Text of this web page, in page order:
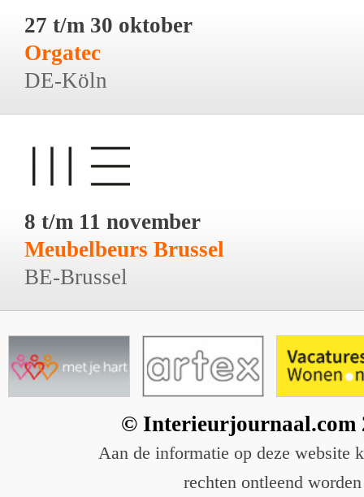
27 t/m 30 oktober
Orgatec
DE-Köln
8 t/m 11 november
Meubelbeurs Brussel
BE-Brussel
© Interieurjournaal.com
Aan de informatie op deze website
rechten ontleend worden